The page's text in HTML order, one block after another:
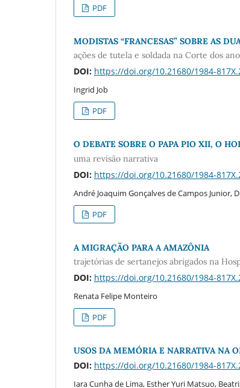
PDF
MODISTAS “FRANCESAS” SOBRE AS
ações de tutela e soldada na Corte dos
DOI: https://doi.org/10.21680/1984-
Ingrid Job
PDF
O DEBATE SOBRE O PAPA PIO XII, O
uma revisão narrativa
DOI: https://doi.org/10.21680/1984-
André Joaquim Gonçalves de Campos Junior,
PDF
A MIGRAÇÃO PARA A AMAZÔNIA
trajetórias de sertanejos abrigados na
DOI: https://doi.org/10.21680/1984-
Renata Felipe Monteiro
PDF
USOS DA MEMÓRIA E NARRATIVA NA
DOI: https://doi.org/10.21680/1984-
Iara Cunha de Lima, Esther Yuri Matsuo,